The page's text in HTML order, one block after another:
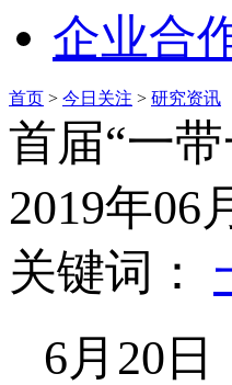
企业合
首页 > 今日关注 > 研究资讯
首届“一
2019年
关键词：
6月20